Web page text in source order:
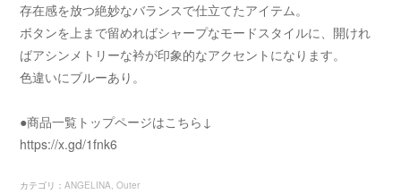
存在感を放つ絶妙なバランスで仕立てたアイテム。
ボタンを上まで留めればシャープなモードスタイルに、開けれ
ばアシンメトリーな衿が印象的なアクセントになります。
色違いにブルーあり。
●商品一覧トップページはこちら↓
https://x.gd/1fnk6
カテゴリ ：ANGELINA Outer